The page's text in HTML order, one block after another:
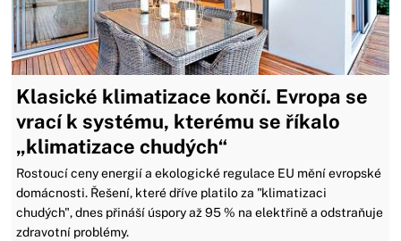
Klasické klimatizace končí. Evropa se
vrací k systému, kterému se říkalo
„klimatizace chudých“
Rostoucí ceny energií a ekologické regulace EU mění evropské
domácnosti. Řešení, které dříve platilo za "klimatizaci
chudých", dnes přináší úspory až 95 % na elektřině a odstraňuje
zdravotní problémy.